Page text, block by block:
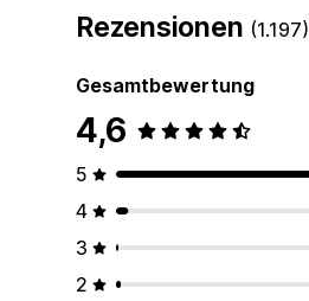
Rezensionen (1.197)
Gesamtbewertung
4,6
5
4
3
2